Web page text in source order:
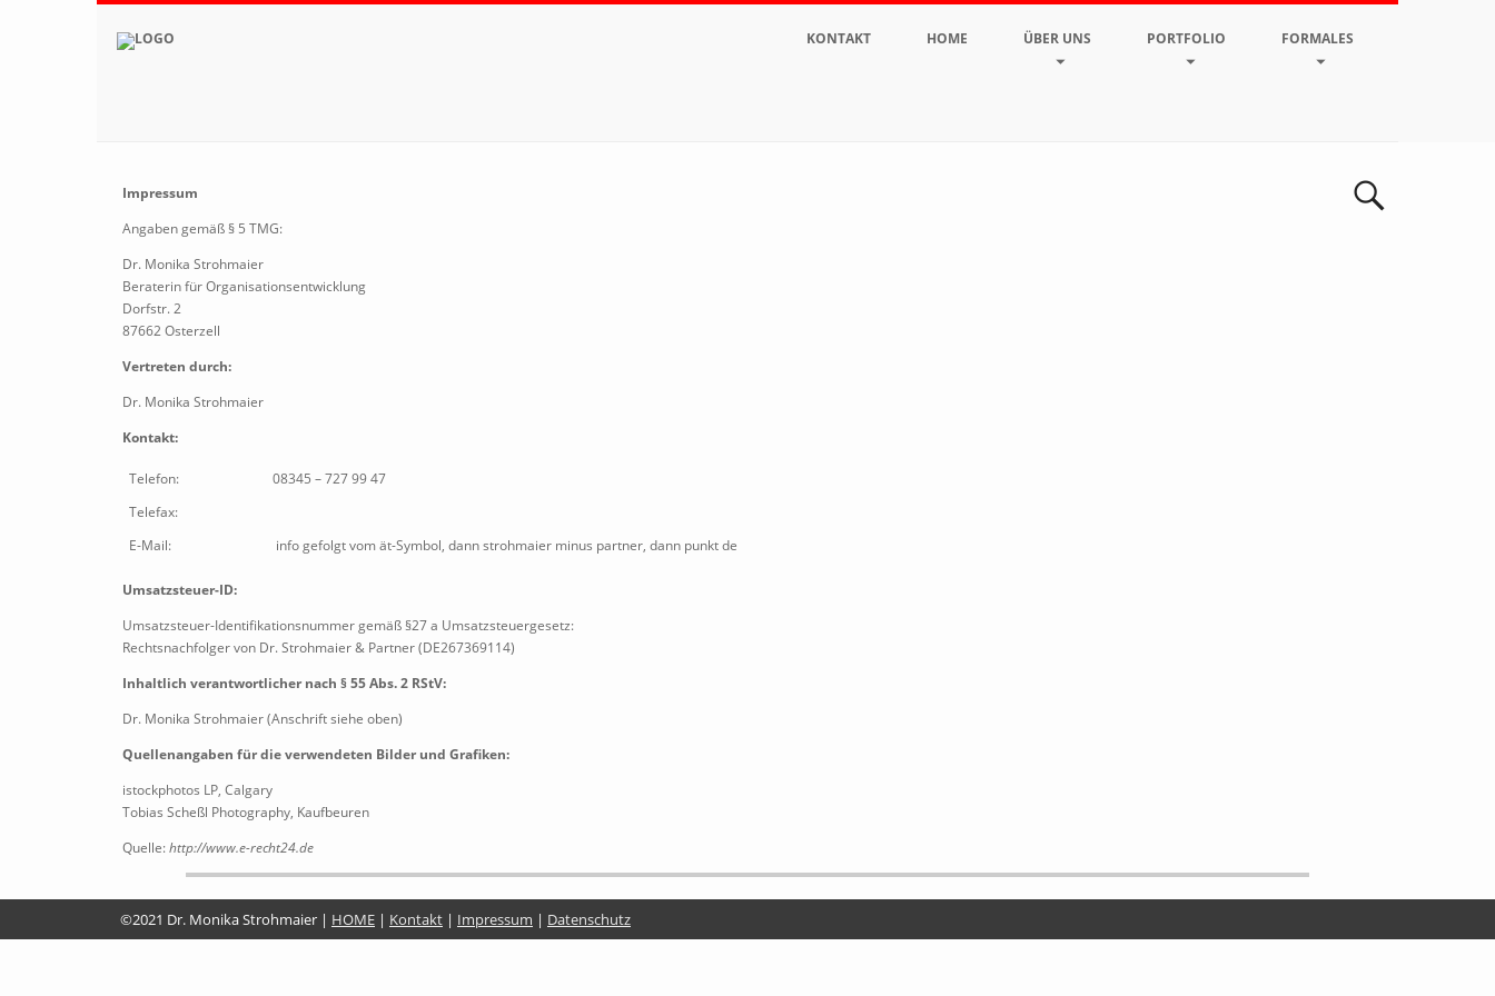
KONTAKT HOME ÜBER UNS PORTFOLIO FORMALES
Impressum
Angaben gemäß § 5 TMG:
Dr. Monika Strohmaier
Beraterin für Organisationsentwicklung
Dorfstr. 2
87662 Osterzell
Vertreten durch:
Dr. Monika Strohmaier
Kontakt:
Telefon:
08345 – 727 99 47
Telefax:
E-Mail:
info gefolgt vom ät-Symbol, dann strohmaier minus partner, dann punkt de
Umsatzsteuer-ID:
Umsatzsteuer-Identifikationsnummer gemäß §27 a Umsatzsteuergesetz:
Rechtsnachfolger von Dr. Strohmaier & Partner (DE267369114)
Inhaltlich verantwortlicher nach § 55 Abs. 2 RStV:
Dr. Monika Strohmaier (Anschrift siehe oben)
Quellenangaben für die verwendeten Bilder und Grafiken:
istockphotos LP, Calgary
Tobias Scheßl Photography, Kaufbeuren
Quelle:http://www.e-recht24.de
©2021 Dr. Monika Strohmaier | HOME | Kontakt | Impressum | Datenschutz